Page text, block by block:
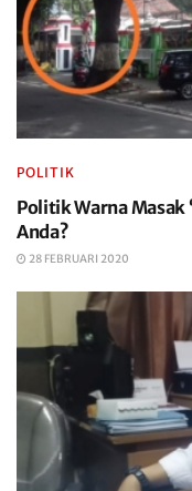
POLITIK
Politik Warna Masak
Anda?
28 FEBRUARI 2020